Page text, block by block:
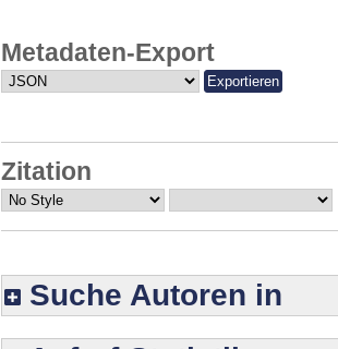
Metadaten-Export
Zitation
Suche Autoren in